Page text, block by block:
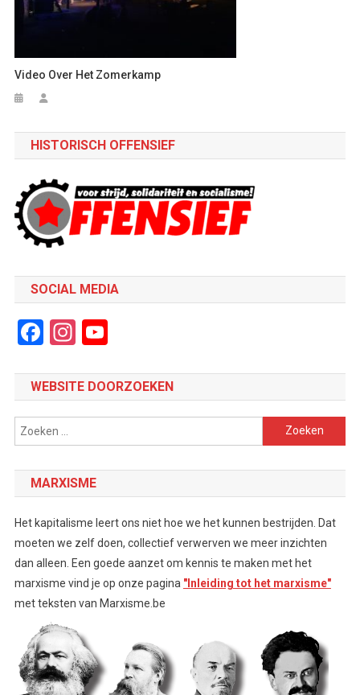
Video Over Het Zomerkamp
HISTORISCH OFFENSIEF
SOCIAL MEDIA
Facebook
Instagram
YouTube
WEBSITE DOORZOEKEN
Zoeken
naar:
MARXISME
Het kapitalisme leert ons niet hoe we het kunnen bestrijden. Dat
moeten we zelf doen, collectief verwerven we meer inzichten
dan alleen. Een goede aanzet om kennis te maken met het
marxisme vind je op onze pagina "Inleiding tot het marxisme"
met teksten van Marxisme.be